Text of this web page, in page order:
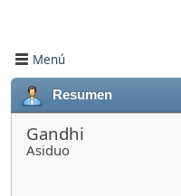
Menú
Resumen
Gandhi
Asiduo